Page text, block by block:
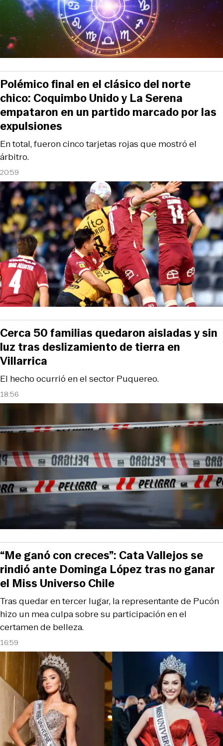
20:59
En total, fueron cinco tarjetas rojas que mostró el
árbitro.
Polémico final en el clásico del norte
chico: Coquimbo Unido y La Serena
empataron en un partido marcado por las
expulsiones
18:56
El hecho ocurrió en el sector Puquereo.
Cerca 50 familias quedaron aisladas y sin
luz tras deslizamiento de tierra en
Villarrica
16:59
Tras quedar en tercer lugar, la representante de Pucón
hizo un mea culpa sobre su participación en el
certamen de belleza.
“Me ganó con creces”: Cata Vallejos se
rindió ante Dominga López tras no ganar
el Miss Universo Chile